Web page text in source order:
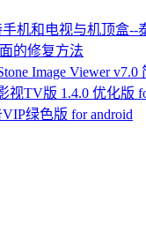
机和电视与机顶盒--
的修复方法
Image Viewer
视TV版 1.4.0 优化版
绿色版 for android